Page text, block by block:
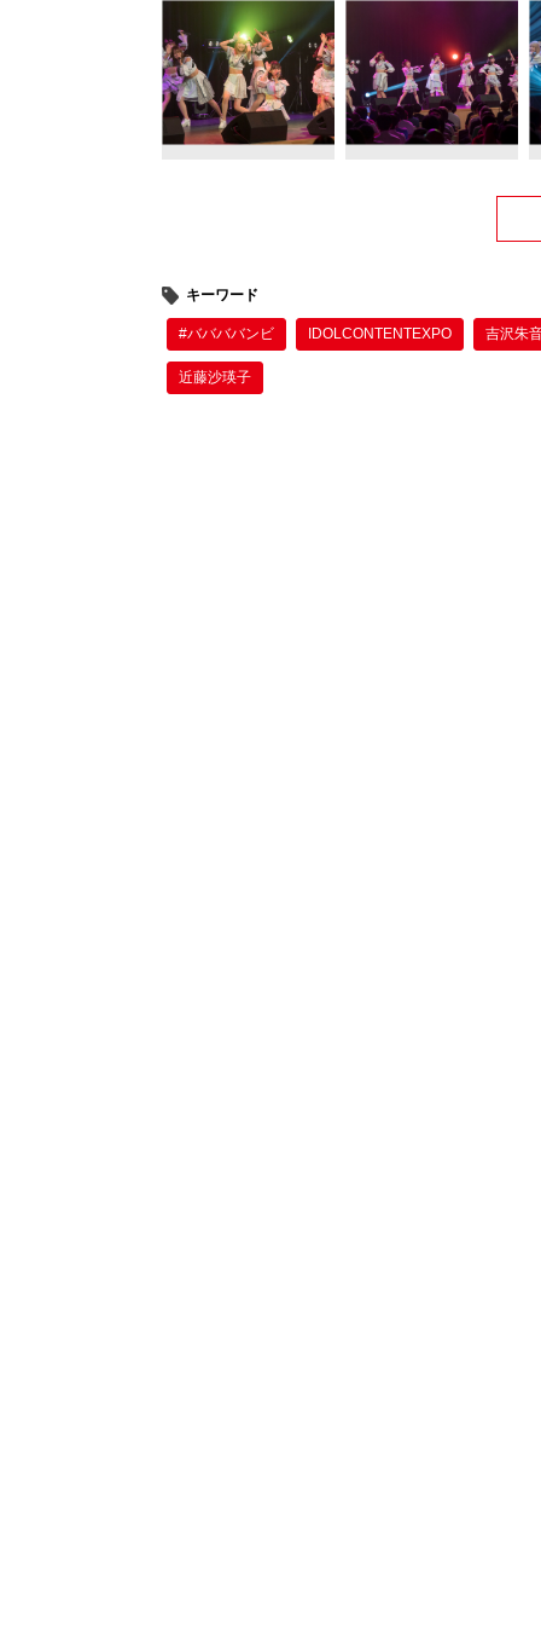
キーワード
#ババババンビ IDOLCONTENTEXPO 吉沢朱
近藤沙瑛子